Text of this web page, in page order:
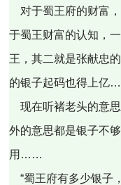
对于蜀王府的财富
于蜀王财富的认知，
王，其二就是张献忠
的银子起码也得上亿
现在听褚老头的意
外的意思都是银子不
用……
“蜀王府有多少银子